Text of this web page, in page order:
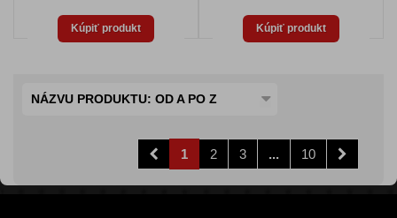
Kúpiť produkt Kúpiť produkt
NÁZVU PRODUKTU: OD A PO Z
1 2 3 ... 10